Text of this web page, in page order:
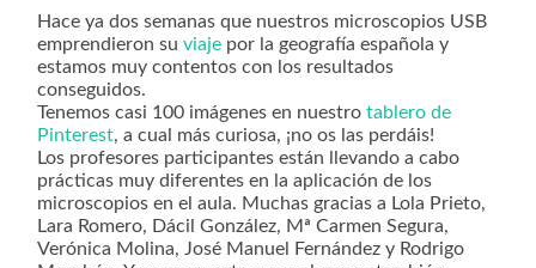
Hace ya dos semanas que nuestros microscopios USB
emprendieron suviaje por la geografía española y
estamos muy contentos con los resultados
conseguidos.
Tenemos casi 100 imágenes en nuestrotablero de
Pinterest, a cual más curiosa, ¡no os las perdáis!
Los profesores participantes están llevando a cabo
prácticas muy diferentes en la aplicación de los
microscopios en el aula. Muchas gracias a Lola Prieto,
Lara Romero, Dácil González, Mª Carmen Segura,
Verónica Molina, José Manuel Fernández y Rodrigo